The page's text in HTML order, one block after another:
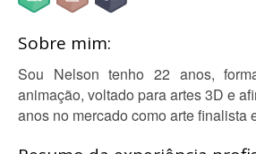
Sobre mim:
Sou Nelson tenho 22 anos,
animação, voltado para artes 3D e
anos no mercado como arte finalista